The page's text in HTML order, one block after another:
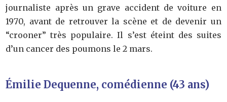
journaliste après un grave accident de voiture en
1970, avant de retrouver la scène et de devenir un
“crooner” très populaire. Il s’est éteint des suites
d’un cancer des poumons le 2 mars.
Émilie Dequenne, comédienne (43 ans)